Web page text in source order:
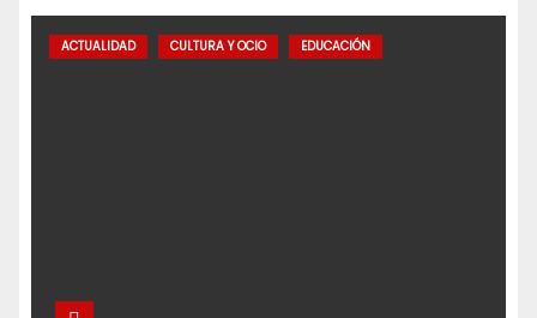
ACTUALIDAD CULTURA Y OCIO EDUCACIÓN